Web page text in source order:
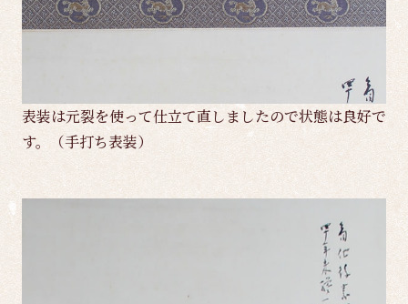
表装は元裂を使って仕立て直しましたので状態は良好で
す。（手打ち表装）